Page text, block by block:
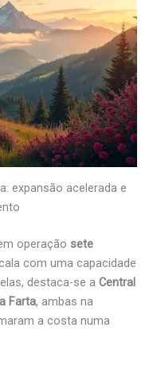
expansão acelerada e
operação sete
com uma capacidade
destaca-se a Central
Farta, ambas na
a costa numa